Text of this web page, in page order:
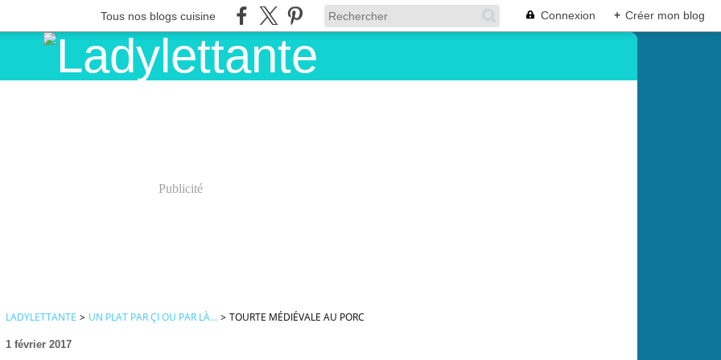
Tous nos blogs cuisine Connexion + Créer mon blog
Publicité
LADYLETTANTE > UN PLAT PAR ÇI OU PAR LÀ... > TOURTE MÉDIÉVALE AU PORC
1 février 2017